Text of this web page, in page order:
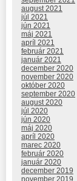
august 2021
júl 2021
jún 2021
máj 2021
apríl 2021
február 2021
január 2021
december 2020
november 2020
október 2020
september 2020
august 2020
júl 2020
jún 2020
máj 2020
apríl 2020
marec 2020
február 2020
január 2020
december 2019
november 2019